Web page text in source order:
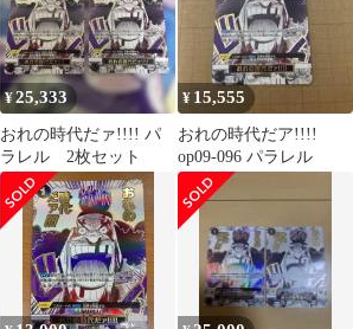
¥25,333
おれの時代だァ!!!! パ
ラレル 2枚セット
¥ 15,555
おれの時代だア!!!!
op09-096 パラレル